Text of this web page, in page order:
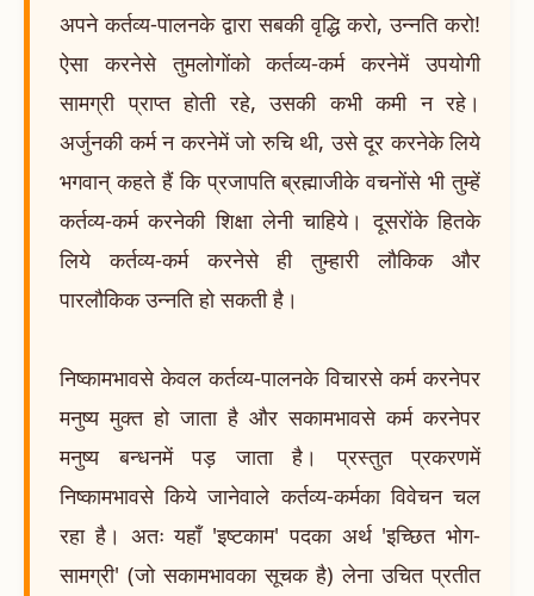
अपने कर्तव्य-पालनके द्वारा सबकी वृद्धि करो, उन्नति करो!
ऐसा करनेसे तुमलोगोंको कर्तव्य-कर्म करनेमें उपयोगी
सामग्री प्राप्त होती रहे, उसकी कभी कमी न रहे।
अर्जुनकी कर्म न करनेमें जो रुचि थी, उसे दूर करनेके लिये
भगवान् कहते हैं कि प्रजापति ब्रह्माजीके वचनोंसे भी तुम्हें
कर्तव्य-कर्म करनेकी शिक्षा लेनी चाहिये। दूसरोंके हितके
लिये कर्तव्य-कर्म करनेसे ही तुम्हारी लौकिक और
पारलौकिक उन्नति हो सकती है।
निष्कामभावसे केवल कर्तव्य-पालनके विचारसे कर्म करनेपर
मनुष्य मुक्त हो जाता है और सकामभावसे कर्म करनेपर
मनुष्य बन्धनमें पड़ जाता है। प्रस्तुत प्रकरणमें
निष्कामभावसे किये जानेवाले कर्तव्य-कर्मका विवेचन चल
रहा है। अतः यहाँ 'इष्टकाम' पदका अर्थ 'इच्छित भोग-
सामग्री' (जो सकामभावका सूचक है) लेना उचित प्रतीत